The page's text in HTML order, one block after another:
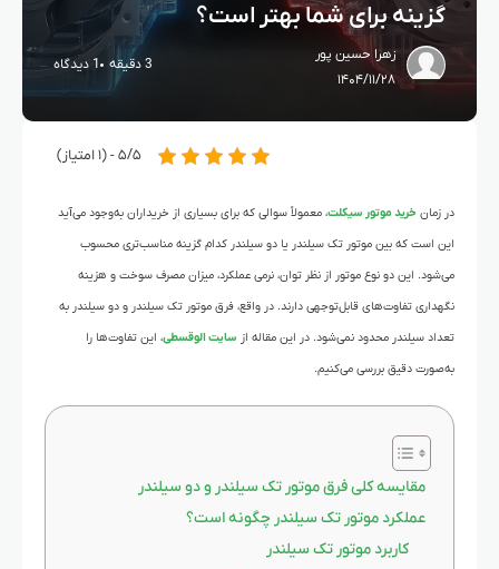
گزینه برای شما بهتر است؟
زهرا حسین پور
۱۴۰۴/۱۱/۲۸
3 دقیقه 1 دیدگاه
۵/۵ - (۱ امتیاز)
در زمان خرید موتور سیکلت، معمولاً سوالی که برای بسیاری از خریداران به‌وجود می‌آید
این است که بین موتور تک سیلندر یا دو سیلندر کدام گزینه مناسب‌تری محسوب
می‌شود. این دو نوع موتور از نظر توان، نرمی عملکرد، میزان مصرف سوخت و هزینه
نگهداری تفاوت‌های قابل‌توجهی دارند. در واقع، فرق موتور تک سیلندر و دو سیلندر به
تعداد سیلندر محدود نمی‌شود. در این مقاله از سایت الوقسطی، این تفاوت‌ها را
به‌صورت دقیق بررسی می‌کنیم.
مقایسه کلی فرق موتور تک سیلندر و دو سیلندر
عملکرد موتور تک سیلندر چگونه است؟
کاربرد موتور تک سیلندر